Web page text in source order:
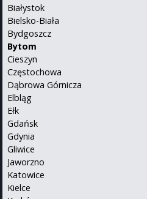
Białystok
Bielsko-Biała
Bydgoszcz
Bytom
Cieszyn
Częstochowa
Dąbrowa Górnicza
Elbląg
Ełk
Gdańsk
Gdynia
Gliwice
Jaworzno
Katowice
Kielce